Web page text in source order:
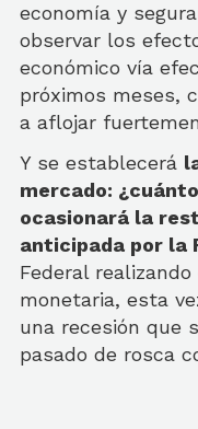
economía y
observar los
económico vía
próximos meses,
a aflojar
Y se establecerá
mercado:
ocasionará la
anticipada por la
Federal
monetaria, esta
una recesión que
pasado de rosca